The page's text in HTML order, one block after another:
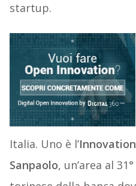
startup.
Italia. Uno è l’
Sanpaolo, un’area al